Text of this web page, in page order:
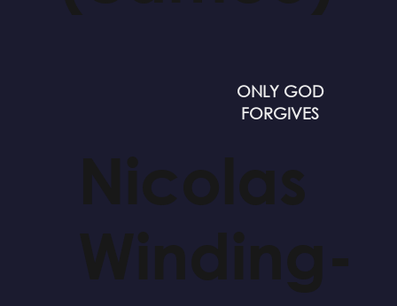
ONLY GOD
FORGIVES
Nicolas
Winding-